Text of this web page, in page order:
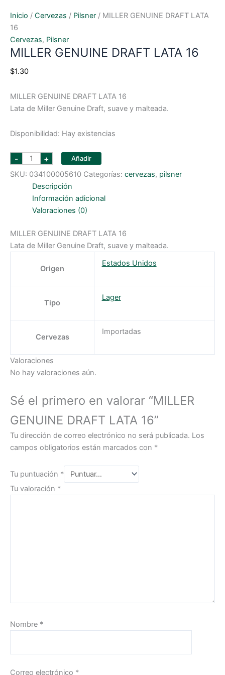
Inicio / Cervezas / Pilsner / MILLER GENUINE DRAFT LATA
16
Cervezas, Pilsner
MILLER GENUINE DRAFT LATA 16
$1.30
MILLER GENUINE DRAFT LATA 16
Lata de Miller Genuine Draft, suave y malteada.
Disponibilidad: Hay existencias
- MILLER
GENUINE
DRAFT
LATA
cantidad
+ Añadir
SKU: 034100005610 Categorías: cervezas, pilsner
Descripción
Información adicional
Valoraciones (0)
MILLER GENUINE DRAFT LATA 16
Lata de Miller Genuine Draft, suave y malteada.
Origen
Estados Unidos
Tipo
Lager
Cervezas
Importadas
Valoraciones
No hay valoraciones aún.
Sé el primero en valorar “MILLER
GENUINE DRAFT LATA 16”
Tu dirección de correo electrónico no será publicada. Los
campos obligatorios están marcados con *
Tu puntuación *
Tu valoración *
Nombre *
Correo electrónico *